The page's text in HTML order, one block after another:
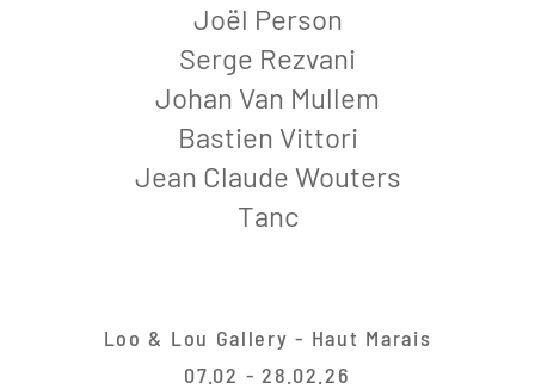
Joël Person
Serge Rezvani
Johan Van Mullem
Bastien Vittori
Jean Claude Wouters
Tanc
Loo & Lou Gallery - Haut Marais
07.02 - 28.02.26